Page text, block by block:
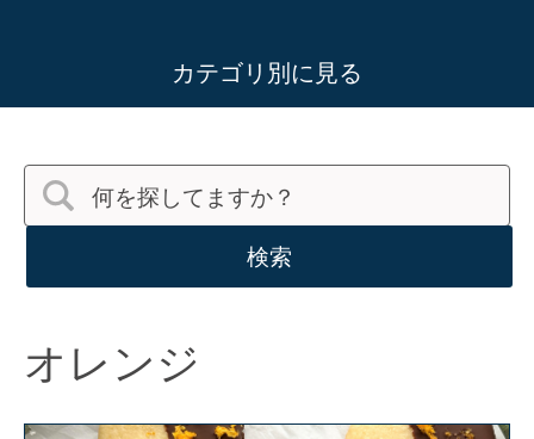
検索
オレンジ
カテゴリ別に見る